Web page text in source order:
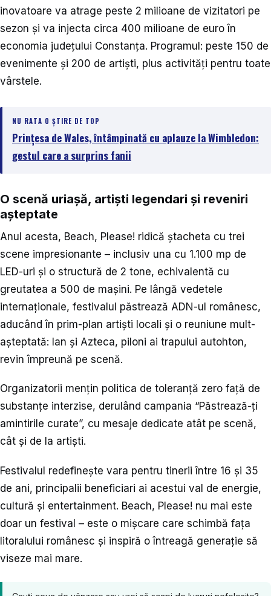
inovatoare va atrage peste 2 milioane de vizitatori pe
sezon și va injecta circa 400 milioane de euro în
economia județului Constanța. Programul: peste 150 de
evenimente și 200 de artiști, plus activități pentru toate
vârstele.
NU RATA O ȘTIRE DE TOP
Prințesa de Wales, întâmpinată cu aplauze la Wimbledon:
gestul care a surprins fanii
O scenă uriașă, artiști legendari și reveniri
așteptate
Anul acesta, Beach, Please! ridică ștacheta cu trei
scene impresionante – inclusiv una cu 1.100 mp de
LED-uri și o structură de 2 tone, echivalentă cu
greutatea a 500 de mașini. Pe lângă vedetele
internaționale, festivalul păstrează ADN-ul românesc,
aducând în prim-plan artiști locali și o reuniune mult-
așteptată: Ian și Azteca, piloni ai trapului autohton,
revin împreună pe scenă.
Organizatorii mențin politica de toleranță zero față de
substanțe interzise, derulând campania “Păstrează-ți
amintirile curate”, cu mesaje dedicate atât pe scenă,
cât și de la artiști.
Festivalul redefinește vara pentru tinerii între 16 și 35
de ani, principalii beneficiari ai acestui val de energie,
cultură și entertainment. Beach, Please! nu mai este
doar un festival – este o mișcare care schimbă fața
litoralului românesc și inspiră o întreagă generație să
viseze mai mare.